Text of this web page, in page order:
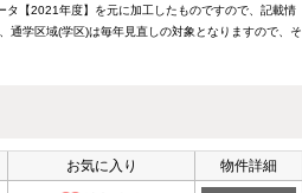
【2021年度】を元に加工したものですので、記載情
通学区域(学区)は毎年見直しの対象となりますので、そ
お気に入り 物件詳細